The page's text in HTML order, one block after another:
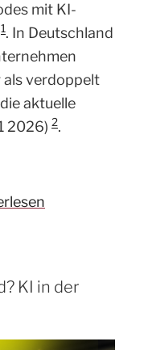
mit KI-
1. In Deutschland
als verdoppelt
aktuelle
2026) 2.
KI in der